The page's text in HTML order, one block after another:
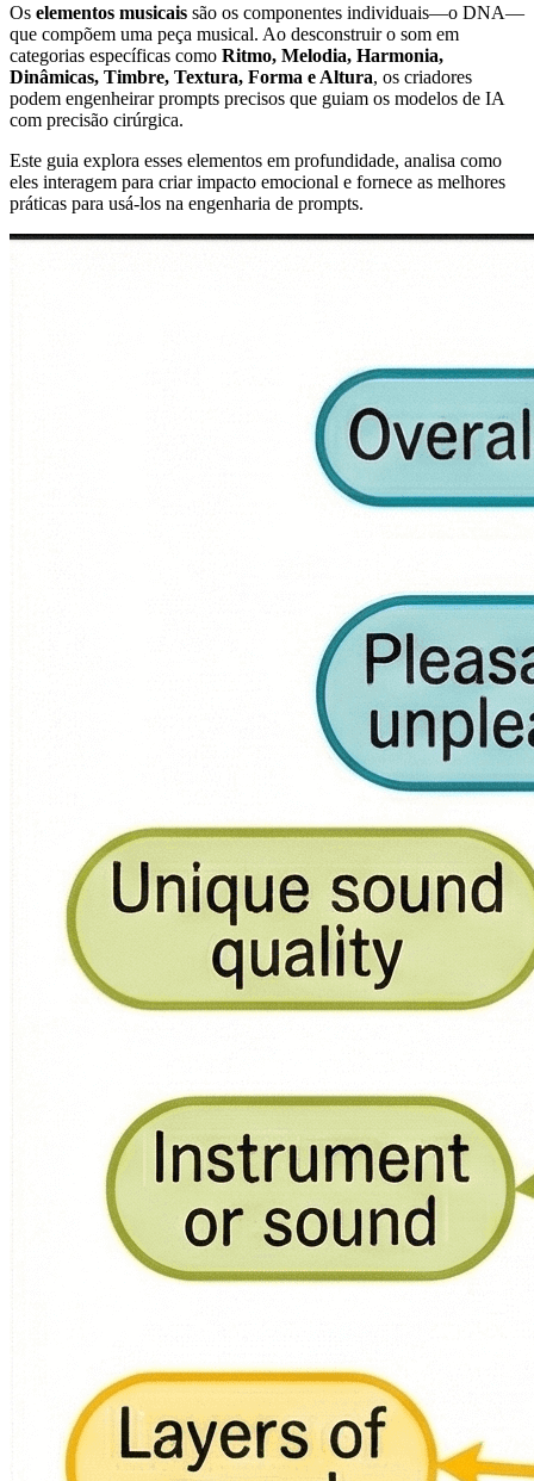
Os elementos musicais são os componentes individuais—o DNA—
que compõem uma peça musical. Ao desconstruir o som em
categorias específicas como Ritmo, Melodia, Harmonia,
Dinâmicas, Timbre, Textura, Forma e Altura, os criadores
podem engenheirar prompts precisos que guiam os modelos de IA
com precisão cirúrgica.
Este guia explora esses elementos em profundidade, analisa como
eles interagem para criar impacto emocional e fornece as melhores
práticas para usá-los na engenharia de prompts.